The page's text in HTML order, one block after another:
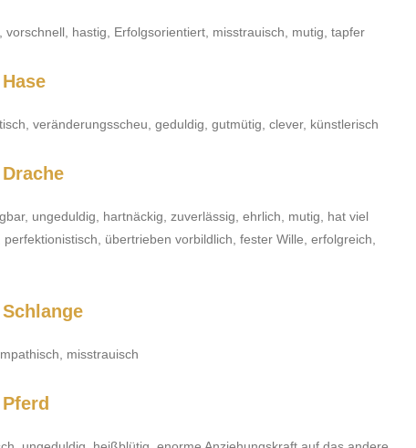
hastig, Erfolgsorientiert, misstrauisch, mutig, tapfer
veränderungsscheu, geduldig, gutmütig, clever, künstlerisch
ungeduldig, hartnäckig, zuverlässig, ehrlich, mutig, hat viel
übertrieben vorbildlich, fester Wille, erfolgreich,
misstrauisch